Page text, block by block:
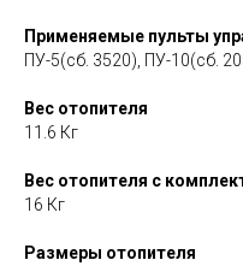
Применяемые пульты
ПУ-5(сб. 3520), ПУ-10(сб.
Вес отопителя
11.6 Кг
Вес отопителя с
16 Кг
Размеры отопителя